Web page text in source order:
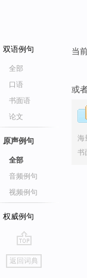
双语例句
全部
口语
书面语
论文
原声例句
全部
音频例句
视频例句
权威例句
go
top
返回词典
当
或
海
书